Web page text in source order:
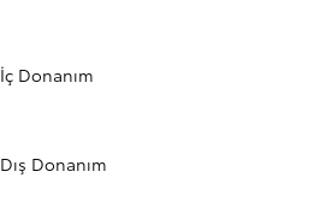
İç Donanım
Dış Donanım